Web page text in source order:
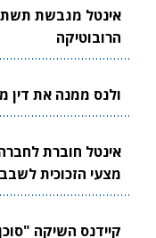
אינטל מגבשת
הרובוטיקה
ולנס ממנה את דין
אינטל חוברת
מצעי הזכוכית
קיידנס השיקה